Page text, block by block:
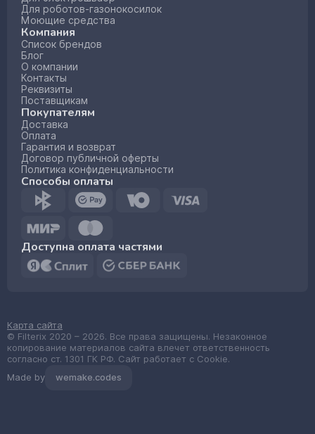
Для роботов-газонокосилок
Моющие средства
Компания
Список брендов
Блог
О компании
Контакты
Реквизиты
Поставщикам
Покупателям
Доставка
Оплата
Гарантия и возврат
Договор публичной оферты
Политика конфиденциальности
Способы оплаты
Доступна оплата частями
© Filterix 2020 – 2026. Все права защищены. Незаконное
копирование материалов сайта влечет ответственность
согласно ст. 1301 ГК РФ. Сайт работает с Cookie.
Карта сайта
Made by wemake.codes